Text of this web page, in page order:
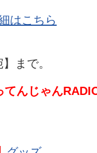
はこちら
まで。
てんじゃん